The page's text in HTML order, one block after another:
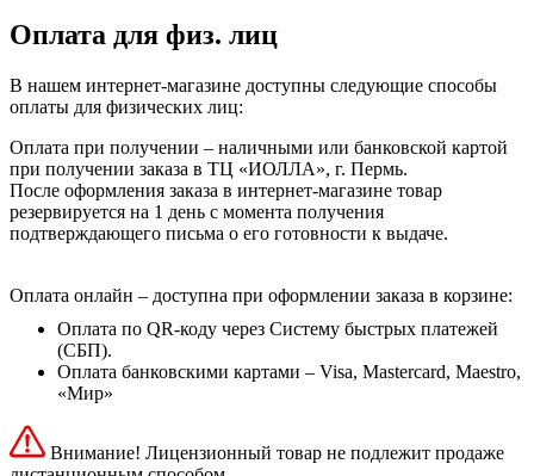
Оплата для физ. лиц
В нашем интернет-магазине доступны следующие способы
оплаты для физических лиц:
Оплата при получении – наличными или банковской картой
при получении заказа в ТЦ «ИОЛЛА», г. Пермь.
После оформления заказа в интернет-магазине товар
резервируется на 1 день с момента получения
подтверждающего письма о его готовности к выдаче.
Оплата онлайн – доступна при оформлении заказа в корзине:
Оплата по QR-коду через Систему быстрых платежей
(СБП).
Оплата банковскими картами – Visa, Mastercard, Maestro,
«Мир»
Внимание! Лицензионный товар не подлежит продаже